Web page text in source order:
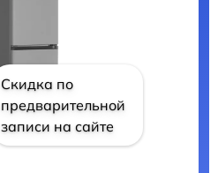
Скидка по
предварительной
записи на сайте